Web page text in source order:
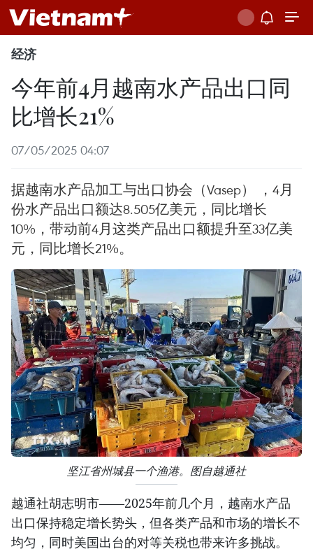
经济
今年前4月越南水产品出口同
比增长21%
07/05/2025 04:07
据越南水产品加工与出口协会（Vasep） ，4月
份水产品出口额达8.505亿美元，同比增长
10%，带动前4月这类产品出口额提升至33亿美
元，同比增长21%。
坚江省州城县一个渔港。图自越通社
越通社胡志明市——2025年前几个月，越南水产品
出口保持稳定增长势头，但各类产品和市场的增长不
均匀，同时美国出台的对等关税也带来许多挑战。